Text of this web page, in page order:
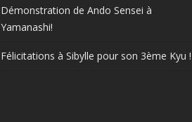
Démonstration de Ando Sensei à
Yamanashi!
Félicitations à Sibylle pour son 3ème Kyu !